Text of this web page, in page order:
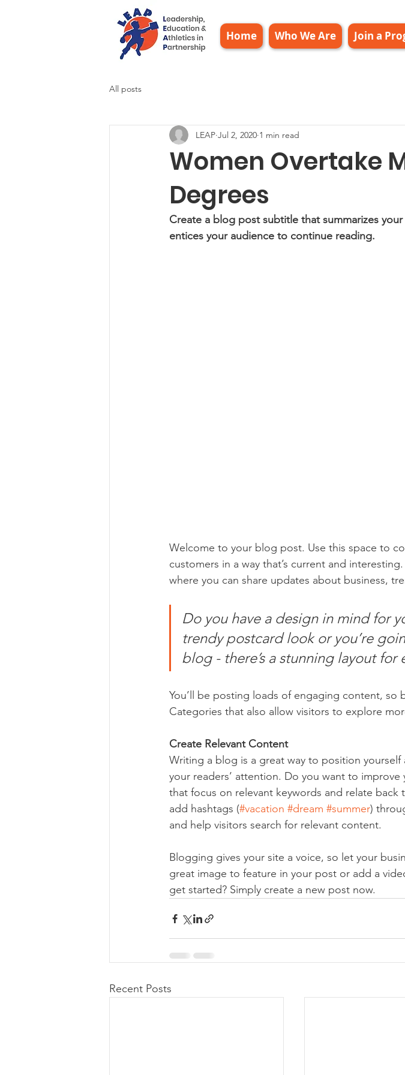
Home Who We Are Join a
All posts
Women Overtake
Degrees
LEAP Jul 2, 2020 1 min read
Create a blog post subtitle that summarizes
entices your audience to continue reading.
Welcome to your blog post. Use this space to
customers in a way that’s current and
where you can share updates about business,
Do you have a design in mind for
trendy postcard look or you’re
blog - there’s a stunning layout for
You’ll be posting loads of engaging content,
Categories that also allow visitors to explore
Create Relevant Content
Writing a blog is a great way to position
your readers’ attention. Do you want to improve
that focus on relevant keywords and relate back
add hashtags (#vacation #dream #summer)
and help visitors search for relevant content.
Blogging gives your site a voice, so let your
great image to feature in your post or add a
get started? Simply create a new post now.
Recent Posts